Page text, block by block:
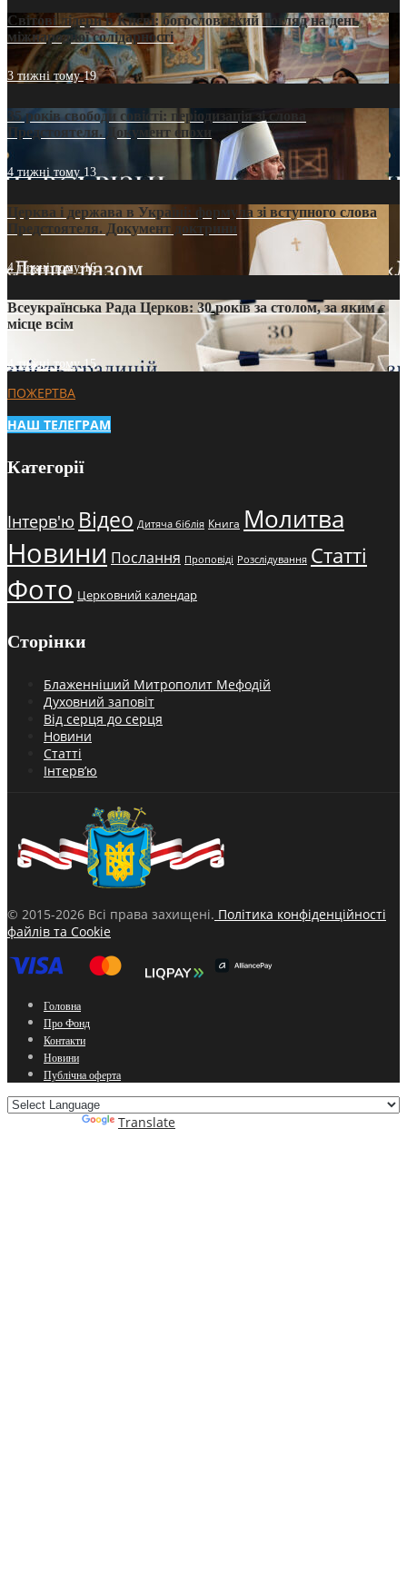
Світові лідери в Києві: богословський погляд на день
міжнародної солідарності
3 тижні тому19
35 років свободи совісті: періодизація зі слова
Предстоятеля. Документ епохи
4 тижні тому 13
Церква і держава в Україні: формула зі вступного слова
Предстоятеля. Документ доктрини
4 тижні тому16
Всеукраїнська Рада Церков: 30 років за столом, за яким є
місце всім
4 тижні тому15
ПОЖЕРТВА
НАШ ТЕЛЕГРАМ
Категорії
Інтерв'ю Відео Дитяча біблія Книга Молитва
Новини Послання Проповіді Розслідування Статті
Фото Церковний календар
Сторінки
Блаженніший Митрополит Мефодій
Духовний заповіт
Від серця до серця
Новини
Статті
Інтерв’ю
© 2015-2026 Всі права захищені. Політика конфіденційності
файлів та Cookie
Головна
Про Фонд
Контакти
Новини
Публічна оферта
Translate